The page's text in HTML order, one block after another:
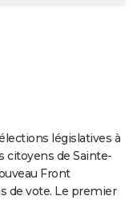
législatives à
citoyens de Sainte-
Front
de vote. Le premier